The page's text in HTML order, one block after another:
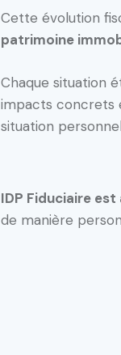
Cette évolution
patrimoine
Chaque situation
impacts concrets
situation
IDP Fiduciaire
de manière